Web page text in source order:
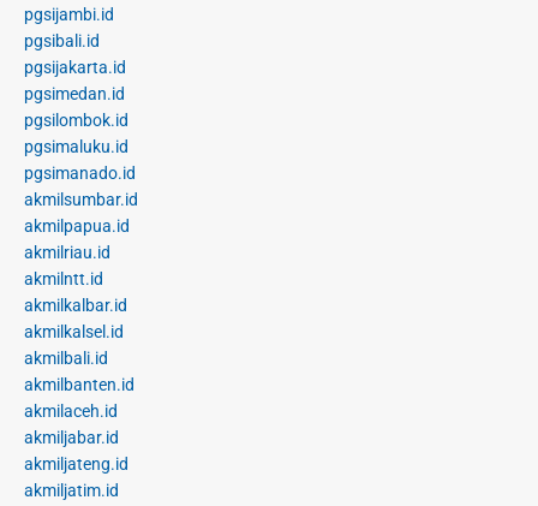
pgsijambi.id
pgsibali.id
pgsijakarta.id
pgsimedan.id
pgsilombok.id
pgsimaluku.id
pgsimanado.id
akmilsumbar.id
akmilpapua.id
akmilriau.id
akmilntt.id
akmilkalbar.id
akmilkalsel.id
akmilbali.id
akmilbanten.id
akmilaceh.id
akmiljabar.id
akmiljateng.id
akmiljatim.id